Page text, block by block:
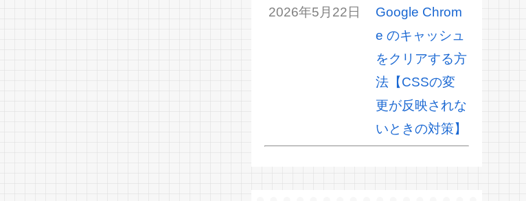
2026年5月22日
Google Chrom
e のキャッシュ
をクリアする方
法【CSSの変
更が反映されな
いときの対策】